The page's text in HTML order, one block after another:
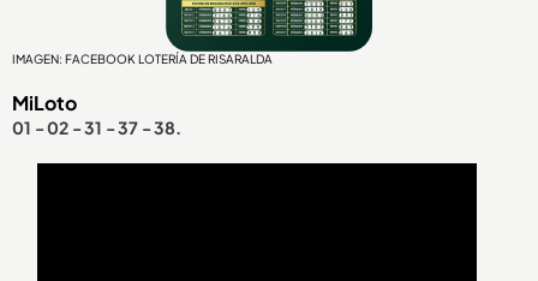
IMAGEN: FACEBOOK LOTERÍA DE RISARALDA
MiLoto
01 - 02 - 31 - 37 - 38.